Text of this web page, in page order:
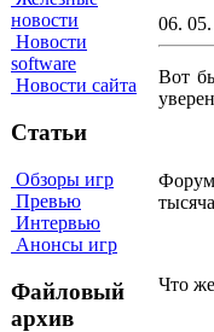
новости
Новости
software
Новости сайта
Статьи
Обзоры игр
Превью
Интервью
Анонсы игр
Файловый
архив
06.
Вот
Форум
Что